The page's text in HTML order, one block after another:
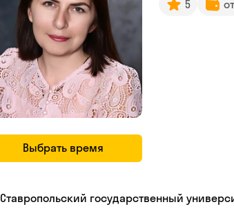
Выбрать время
5
Ставропольский государственный